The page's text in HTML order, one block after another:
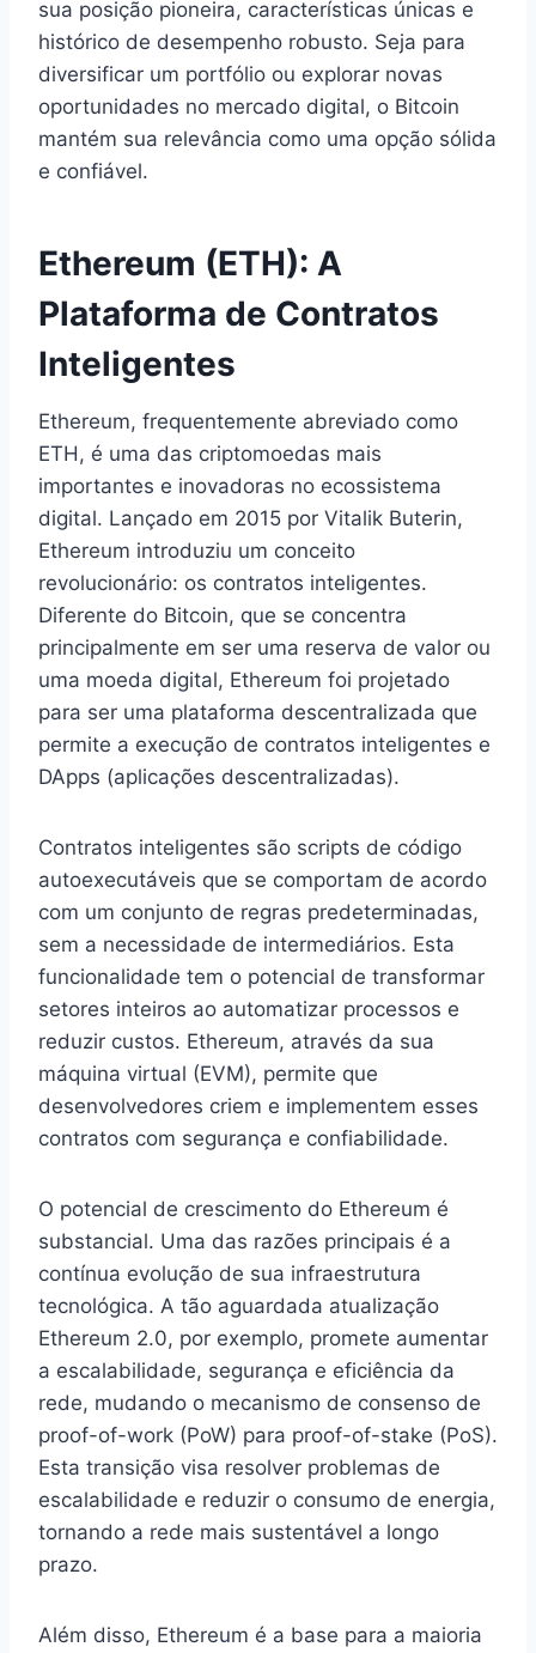
sua posição pioneira, características únicas e
histórico de desempenho robusto. Seja para
diversificar um portfólio ou explorar novas
oportunidades no mercado digital, o Bitcoin
mantém sua relevância como uma opção sólida
e confiável.
Ethereum (ETH): A
Plataforma de Contratos
Inteligentes
Ethereum, frequentemente abreviado como
ETH, é uma das criptomoedas mais
importantes e inovadoras no ecossistema
digital. Lançado em 2015 por Vitalik Buterin,
Ethereum introduziu um conceito
revolucionário: os contratos inteligentes.
Diferente do Bitcoin, que se concentra
principalmente em ser uma reserva de valor ou
uma moeda digital, Ethereum foi projetado
para ser uma plataforma descentralizada que
permite a execução de contratos inteligentes e
DApps (aplicações descentralizadas).
Contratos inteligentes são scripts de código
autoexecutáveis que se comportam de acordo
com um conjunto de regras predeterminadas,
sem a necessidade de intermediários. Esta
funcionalidade tem o potencial de transformar
setores inteiros ao automatizar processos e
reduzir custos. Ethereum, através da sua
máquina virtual (EVM), permite que
desenvolvedores criem e implementem esses
contratos com segurança e confiabilidade.
O potencial de crescimento do Ethereum é
substancial. Uma das razões principais é a
contínua evolução de sua infraestrutura
tecnológica. A tão aguardada atualização
Ethereum 2.0, por exemplo, promete aumentar
a escalabilidade, segurança e eficiência da
rede, mudando o mecanismo de consenso de
proof-of-work (PoW) para proof-of-stake (PoS).
Esta transição visa resolver problemas de
escalabilidade e reduzir o consumo de energia,
tornando a rede mais sustentável a longo
prazo.
Além disso, Ethereum é a base para a maioria